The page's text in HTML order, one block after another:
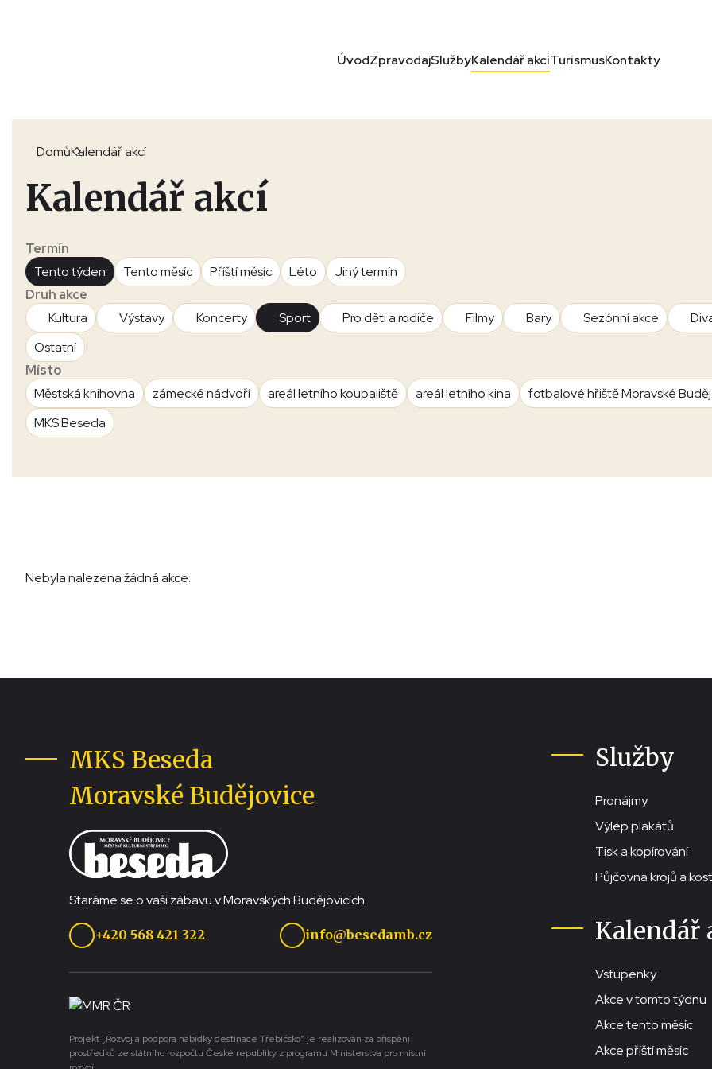
ÚvodZpravodajSlužbyKalendář akcíTurismusKontakty
DomůKalendář akcí
Kalendář akcí
Termín
Tento týden
Tento měsíc Příští měsíc Léto
Jiný termín
Druh akce
Kultura
Výstavy Koncerty Sport Pro děti a rodiče Filmy Bary Sezónní akce
Ostatní
Místo
Městská knihovna
zámecké nádvoří areál letního koupaliště areál letního kina
fotbalové hřiště Moravské
MKS Beseda
Nebyla nalezena žádná akce.
MKS Beseda
Moravské Budějovice
Staráme se o vaši zábavu v Moravských Budějovicích.
+420 568 421 322 info@besedamb.cz
Projekt „Rozvoj a podpora nabídky destinace Třebíčsko“ je realizován za přispění
prostředků ze státního rozpočtu České republiky z programu Ministerstva pro místní
Služby
Pronájmy
Výlep plakátů
Tisk a kopírování
Půjčovna krojů a
Kalendář
Vstupenky
Akce v tomto týdnu
Akce tento měsíc
Akce příští měsíc